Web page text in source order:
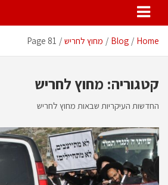
Home
Blog מחוץ לחריש Page 81
קטגוריה: מחוץ לחריש
החדשות העיקריות שבאות מחוץ לחריש